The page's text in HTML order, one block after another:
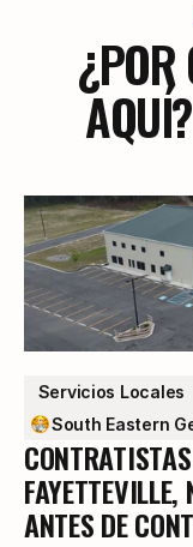
¿POR
Servicios Locales
South Eastern
FAYETTEVILLE,
ANTES DE